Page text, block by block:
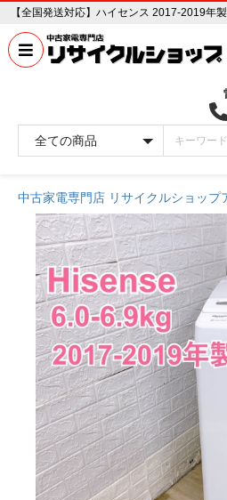
中古家電専門店 リサイクルショップ